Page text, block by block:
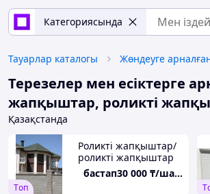
Категориясында
Тауарлар каталогы Жөндеуге
Терезелер мен есіктерге
жапқыштар, роликті
Қазақстанда
Tоп
Роликті жапқыштар/
роликті жапқыштар
бастап30 000 ₸/шаршы м